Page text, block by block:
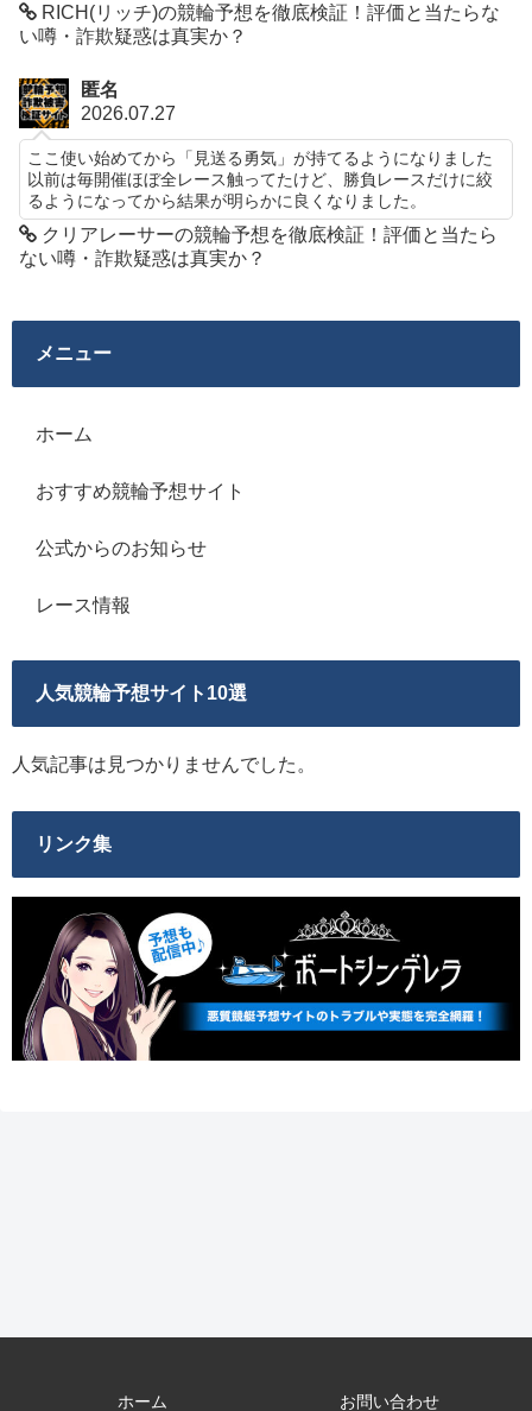
RICH(リッチ)の競輪予想を徹底検証！評価と当たらな
い噂・詐欺疑惑は真実か？
匿名
2026.07.27
ここ使い始めてから「見送る勇気」が持てるようになりました
以前は毎開催ほぼ全レース触ってたけど、勝負レースだけに絞
るようになってから結果が明らかに良くなりました。
クリアレーサーの競輪予想を徹底検証！評価と当たら
ない噂・詐欺疑惑は真実か？
メニュー
ホーム
おすすめ競輪予想サイト
公式からのお知らせ
レース情報
人気競輪予想サイト10選
人気記事は見つかりませんでした。
リンク集
ホーム お問い合わせ